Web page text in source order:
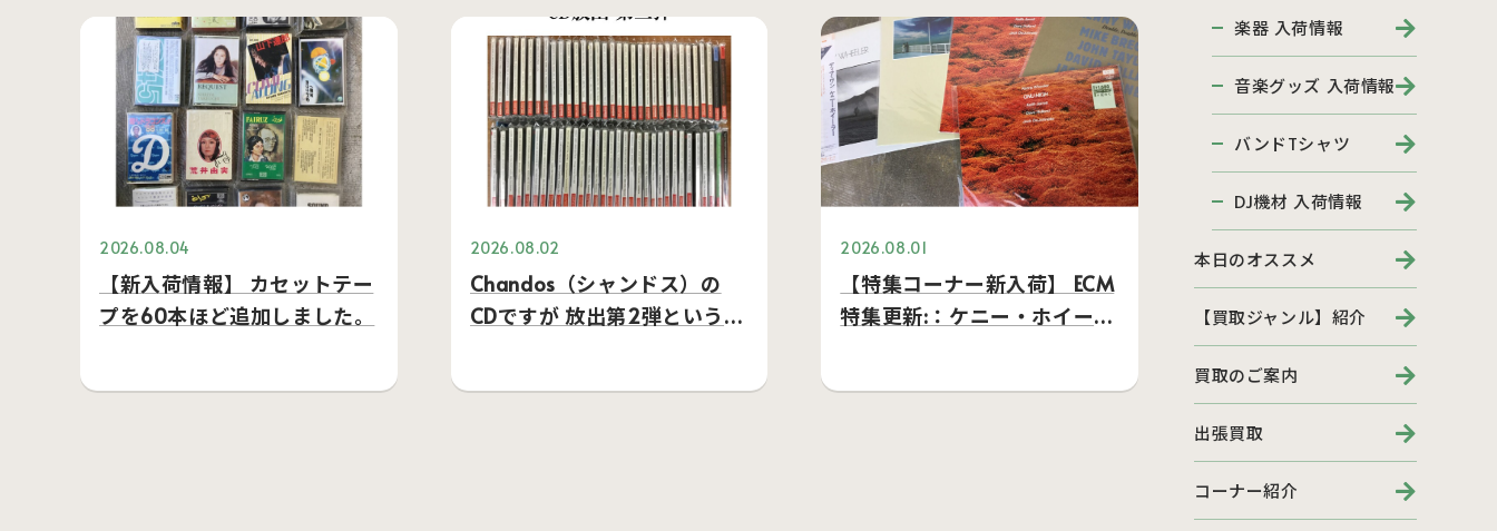
2026.08.04
【新入荷情報】 カセットテー
プを60本ほど追加しました。
2026.08.02
Chandos（シャンドス）の
CDですが 放出第2弾という事
2026.08.01
【特集コーナー新入荷】 ECM
特集更新:：ケニー・ホイーラ
楽器 入荷情報
音楽グッズ 入荷情報
バンドTシャツ
DJ機材 入荷情報
本日のオススメ
【買取ジャンル】紹介
買取のご案内
出張買取
コーナー紹介